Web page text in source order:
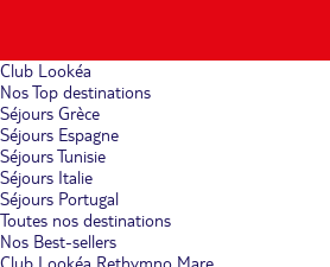
Club Lookéa
Nos Top destinations
Séjours Grèce
Séjours Espagne
Séjours Tunisie
Séjours Italie
Séjours Portugal
Toutes nos destinations
Nos Best-sellers